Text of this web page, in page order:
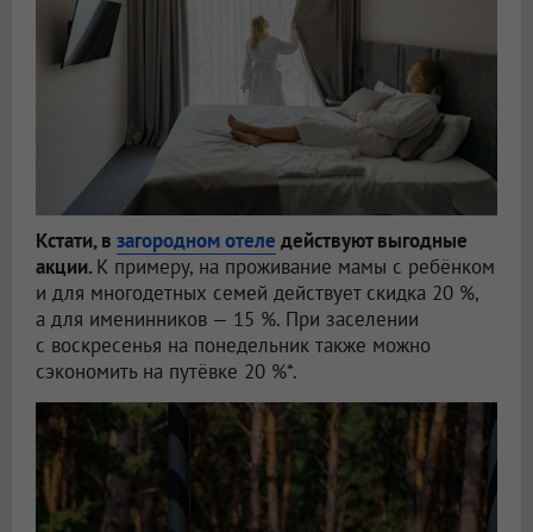
Кстати, в загородном отеле действуют выгодные
акции. К примеру, на проживание мамы с ребёнком
и для многодетных семей действует скидка 20 %,
а для именинников — 15 %. При заселении
с воскресенья на понедельник также можно
сэкономить на путёвке 20 %*.